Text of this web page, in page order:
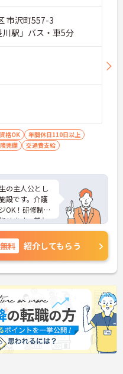
市沢町557-3
駅」バス・車5分
格OK
年間休日110日以上
完備
交通費支給
の主人公とし
設です。介護
OK！研修制度
せます。賞与
ーションにも
対策ポイン
すのでお気軽
無料 紹介してもらう